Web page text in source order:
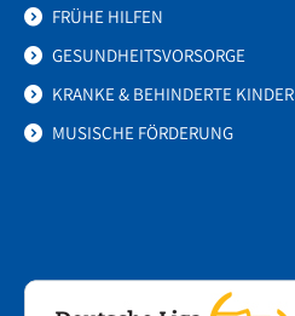
FRÜHE HILFEN
GESUNDHEITSVORSORGE
KRANKE & BEHINDERTE KINDER
MUSISCHE FÖRDERUNG